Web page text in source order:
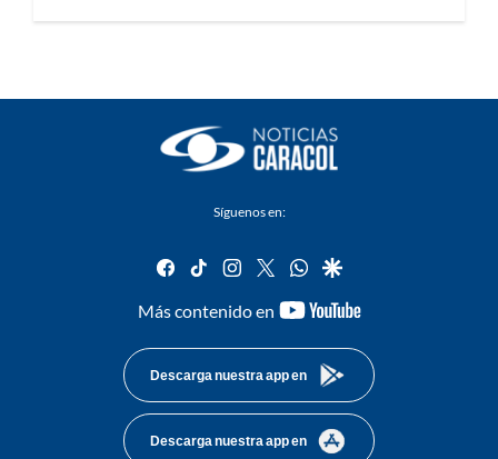
Síguenos en:
facebook
tiktok instagram
twitterwhatsapp
google
Más contenido en
youtube-
Descarga nuestra app en
Descarga nuestra app en